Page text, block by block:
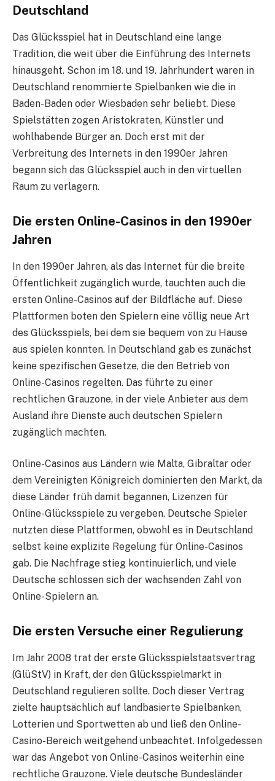
Deutschland
Das Glücksspiel hat in Deutschland eine lange
Tradition, die weit über die Einführung des Internets
hinausgeht. Schon im 18. und 19. Jahrhundert waren in
Deutschland renommierte Spielbanken wie die in
Baden-Baden oder Wiesbaden sehr beliebt. Diese
Spielstätten zogen Aristokraten, Künstler und
wohlhabende Bürger an. Doch erst mit der
Verbreitung des Internets in den 1990er Jahren
begann sich das Glücksspiel auch in den virtuellen
Raum zu verlagern.
Die ersten Online-Casinos in den 1990er
Jahren
In den 1990er Jahren, als das Internet für die breite
Öffentlichkeit zugänglich wurde, tauchten auch die
ersten Online-Casinos auf der Bildfläche auf. Diese
Plattformen boten den Spielern eine völlig neue Art
des Glücksspiels, bei dem sie bequem von zu Hause
aus spielen konnten. In Deutschland gab es zunächst
keine spezifischen Gesetze, die den Betrieb von
Online-Casinos regelten. Das führte zu einer
rechtlichen Grauzone, in der viele Anbieter aus dem
Ausland ihre Dienste auch deutschen Spielern
zugänglich machten.
Online-Casinos aus Ländern wie Malta, Gibraltar oder
dem Vereinigten Königreich dominierten den Markt, da
diese Länder früh damit begannen, Lizenzen für
Online-Glücksspiele zu vergeben. Deutsche Spieler
nutzten diese Plattformen, obwohl es in Deutschland
selbst keine explizite Regelung für Online-Casinos
gab. Die Nachfrage stieg kontinuierlich, und viele
Deutsche schlossen sich der wachsenden Zahl von
Online-Spielern an.
Die ersten Versuche einer Regulierung
Im Jahr 2008 trat der erste Glücksspielstaatsvertrag
(GlüStV) in Kraft, der den Glücksspielmarkt in
Deutschland regulieren sollte. Doch dieser Vertrag
zielte hauptsächlich auf landbasierte Spielbanken,
Lotterien und Sportwetten ab und ließ den Online-
Casino-Bereich weitgehend unbeachtet. Infolgedessen
war das Angebot von Online-Casinos weiterhin eine
rechtliche Grauzone. Viele deutsche Bundesländer